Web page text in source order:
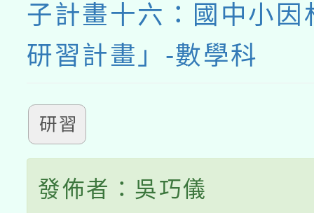
子計畫十六：國中小因
研習計畫」-數學科
研習
發佈者：吳巧儀